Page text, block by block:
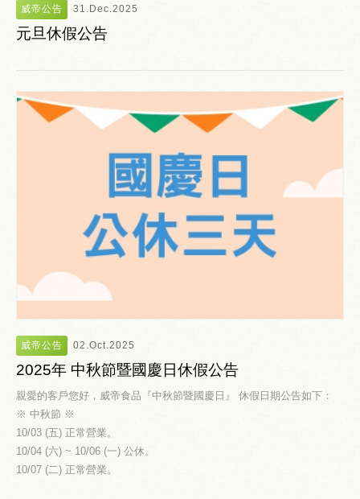
威帝公告 31.Dec.2025
元旦休假公告
威帝公告 02.Oct.2025
2025年 中秋節暨國慶日休假公告
親愛的客戶您好，威帝食品『中秋節暨國慶日』 休假日期公告如下：
※ 中秋節 ※
10/03 (五) 正常營業。
10/04 (六) ~ 10/06 (一) 公休。
10/07 (二) 正常營業。